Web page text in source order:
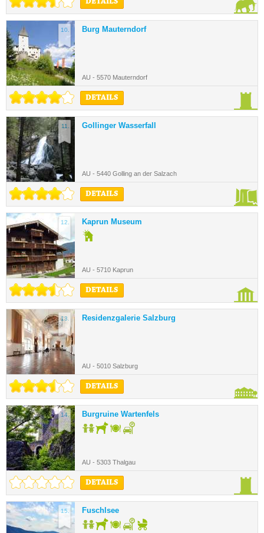
DETAILS
10. Burg Mauterndorf
AU - 5570 Mauterndorf
DETAILS
11. Gollinger Wasserfall
AU - 5440 Golling an der Salzach
DETAILS
12. Kaprun Museum
AU - 5710 Kaprun
DETAILS
13. Residenzgalerie Salzburg
AU - 5010 Salzburg
DETAILS
14. Burgruine Wartenfels
AU - 5303 Thalgau
DETAILS
15. Fuschlsee